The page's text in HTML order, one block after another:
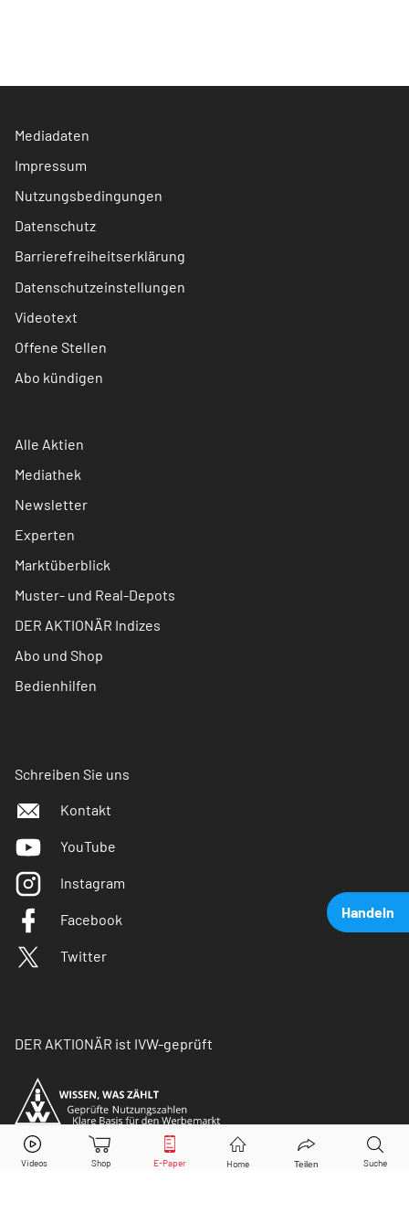
Handeln
Covestro Aktie jetzt handeln?
Mediadaten
Impressum
Nutzungsbedingungen
Datenschutz
Barrierefreiheitserklärung
Datenschutzeinstellungen
Videotext
Offene Stellen
Abo kündigen
Alle Aktien
Mediathek
Newsletter
Experten
Marktüberblick
Muster- und Real-Depots
DER AKTIONÄR Indizes
Abo und Shop
Bedienhilfen
Schreiben Sie uns
Kontakt
YouTube
Instagram
Facebook
Twitter
DER AKTIONÄR ist IVW-geprüft